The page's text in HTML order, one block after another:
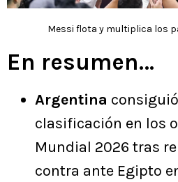
Messi flota y multiplica los
En resumen…
Argentina
clasificación en los
Mundial 2026 tras
contra ante Egipto